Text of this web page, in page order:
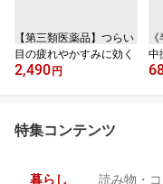
【第三類医薬品】つらい
目の疲れやかすみに効く
2,490 円
中
ー
特集コンテンツ
暮らし 読み物・